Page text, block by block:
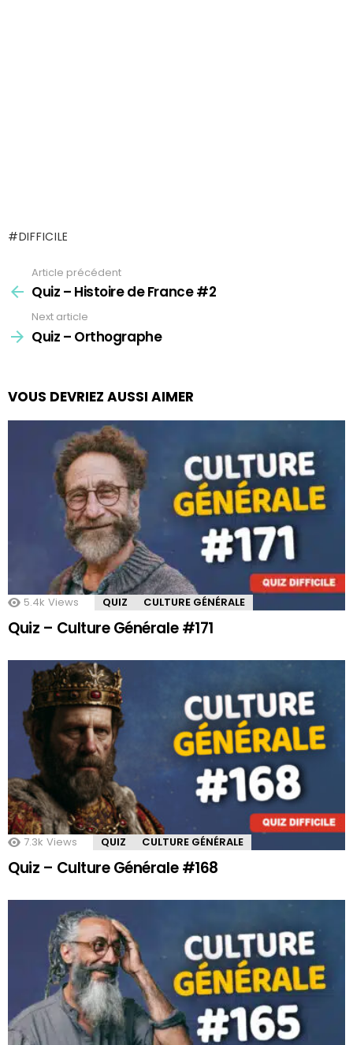
DIFFICILE
more
Article précédent
Quiz – Histoire de France #2
Next article
Quiz – Orthographe
VOUS DEVRIEZ AUSSI AIMER
5.4k Views QUIZ CULTURE GÉNÉRALE
Quiz – Culture Générale #171
7.3k Views QUIZ CULTURE GÉNÉRALE
Quiz – Culture Générale #168